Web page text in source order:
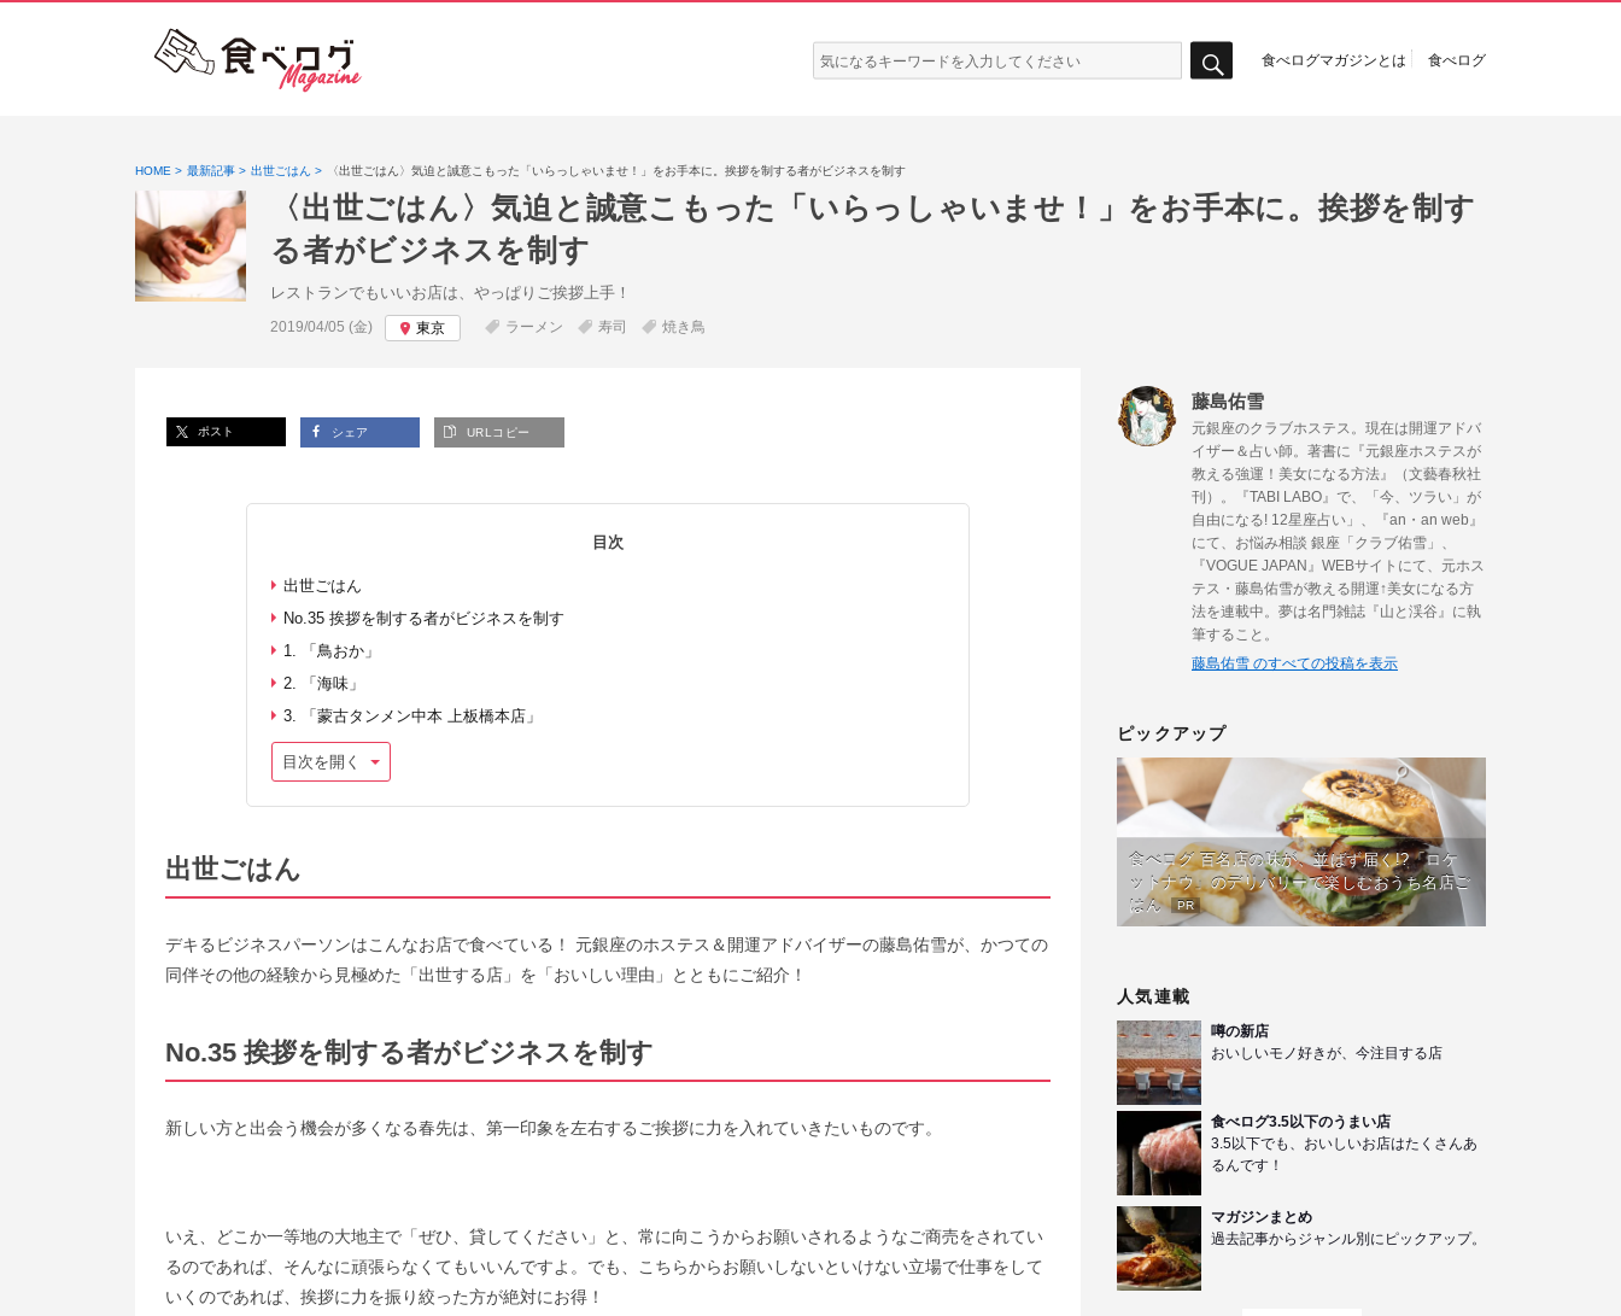
検
索:
食べログマガジンとは 食べログ
HOME 最新記事 出世ごはん 〈出世ごはん〉気迫と誠意こもった「いらっしゃいませ！」をお手本に。挨拶を制する者がビジネスを制す
〈出世ごはん〉気迫と誠意こもった「いらっしゃいませ！」をお手本に。挨拶を制す
る者がビジネスを制す
レストランでもいいお店は、やっぱりご挨拶上手！
投稿日:
2019/04/05 (金) 東京 ラーメン 寿司 焼き鳥
ポスト シェア URLコピー
目次
出世ごはん
No.35 挨拶を制する者がビジネスを制す
1. 「鳥おか」
2. 「海味」
3. 「蒙古タンメン中本 上板橋本店」
目次を開く
出世ごはん
デキるビジネスパーソンはこんなお店で食べている！ 元銀座のホステス＆開運アドバイザーの藤島佑雪が、かつての
同伴その他の経験から見極めた「出世する店」を「おいしい理由」とともにご紹介！
No.35 挨拶を制する者がビジネスを制す
新しい方と出会う機会が多くなる春先は、第一印象を左右するご挨拶に力を入れていきたいものです。
いえ、どこか一等地の大地主で「ぜひ、貸してください」と、常に向こうからお願いされるようなご商売をされてい
るのであれば、そんなに頑張らなくてもいいんですよ。でも、こちらからお願いしないといけない立場で仕事をして
いくのであれば、挨拶に力を振り絞った方が絶対にお得！
藤島佑雪
元銀座のクラブホステス。現在は開運アドバ
イザー＆占い師。著書に『元銀座ホステスが
教える強運！美女になる方法』（文藝春秋社
刊）。『TABI LABO』で、「今、ツラい」が
自由になる! 12星座占い」、『an・an web』
にて、お悩み相談 銀座「クラブ佑雪」、
『VOGUE JAPAN』WEBサイトにて、元ホス
テス・藤島佑雪が教える開運↑美女になる方
法を連載中。夢は名門雑誌『山と渓谷』に執
筆すること。
藤島佑雪 のすべての投稿を表示
ピックアップ
食べログ 百名店の味が、並ばず届く!?「ロケ
ットナウ」のデリバリーで楽しむおうち名店ご
はん
PR
人気連載
噂の新店
おいしいモノ好きが、今注目する店
食べログ3.5以下のうまい店
3.5以下でも、おいしいお店はたくさんあ
るんです！
マガジンまとめ
過去記事からジャンル別にピックアップ。